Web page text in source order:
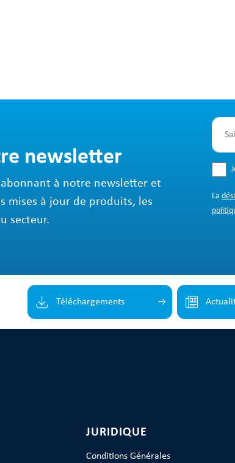
newsletter
à notre newsletter et
mises à jour de produits, les
secteur.
La
Téléchargements
JURIDIQUE
Conditions Générales